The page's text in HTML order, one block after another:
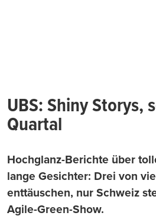
UBS: Shiny Storys,
Quartal
Hochglanz-Berichte über
lange Gesichter: Drei von
enttäuschen, nur Schweiz
Agile-Green-Show.